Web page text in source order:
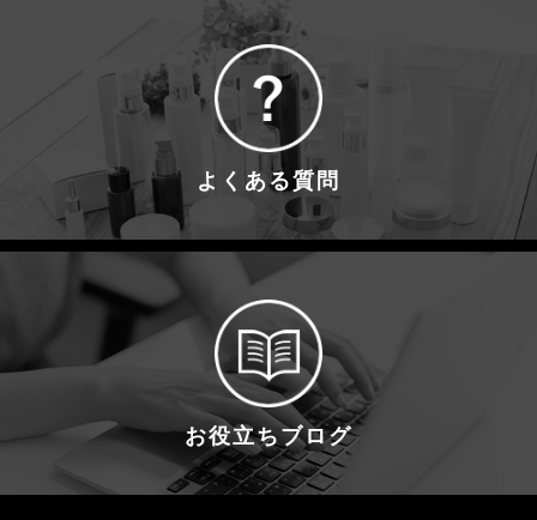
よくある質問
お役立ちブログ